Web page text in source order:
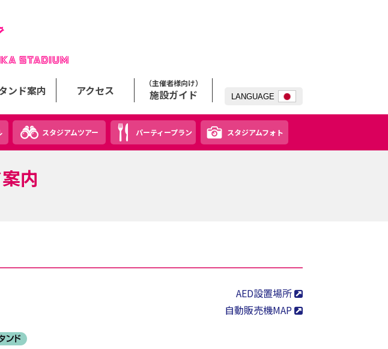
ンド案内 アクセス
（主催者様向け）
施設ガイド
スタジアムツアー パーティープラン スタジアムフォト
LANGUAGE
内
AED設置場所
自動販売機MAP